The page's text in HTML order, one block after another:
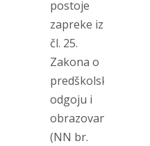
postoje
zapreke iz
čl. 25.
Zakona o
predškolskom
odgoju i
obrazovanju
(NN br.